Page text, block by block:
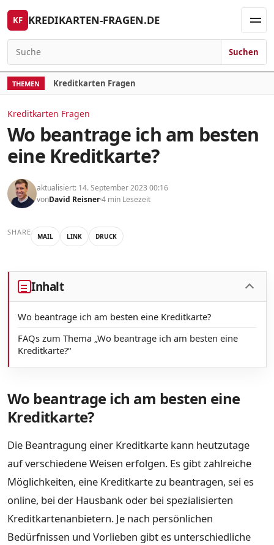
Skip to content
KF KREDIKARTEN-FRAGEN.DE
Search for:
Suchen
THEMEN Kreditkarten Fragen
Kreditkarten Fragen
Wo beantrage ich am besten
eine Kreditkarte?
aktualisiert: 14. September 2023 00:16
vonDavid Reisner4 min Lesezeit
SHARE MAIL LINK DRUCK
Inhalt
Wo beantrage ich am besten eine Kreditkarte?
FAQs zum Thema „Wo beantrage ich am besten eine
Kreditkarte?“
Wo beantrage ich am besten eine
Kreditkarte?
Die Beantragung einer Kreditkarte kann heutzutage
auf verschiedene Weisen erfolgen. Es gibt zahlreiche
Möglichkeiten, eine Kreditkarte zu beantragen, sei es
online, bei der Hausbank oder bei spezialisierten
Kreditkartenanbietern. Je nach persönlichen
Bedürfnissen und Vorlieben gibt es unterschiedliche